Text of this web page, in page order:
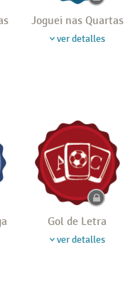
Joguei nas Quartas
ver detalles
Gol de Letra
ver detalles